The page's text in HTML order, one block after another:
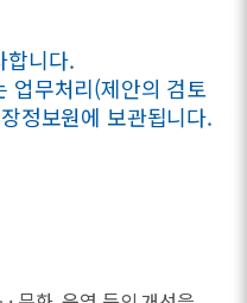
합니다.
업무처리(제안의 검토
정보원에 보관됩니다.